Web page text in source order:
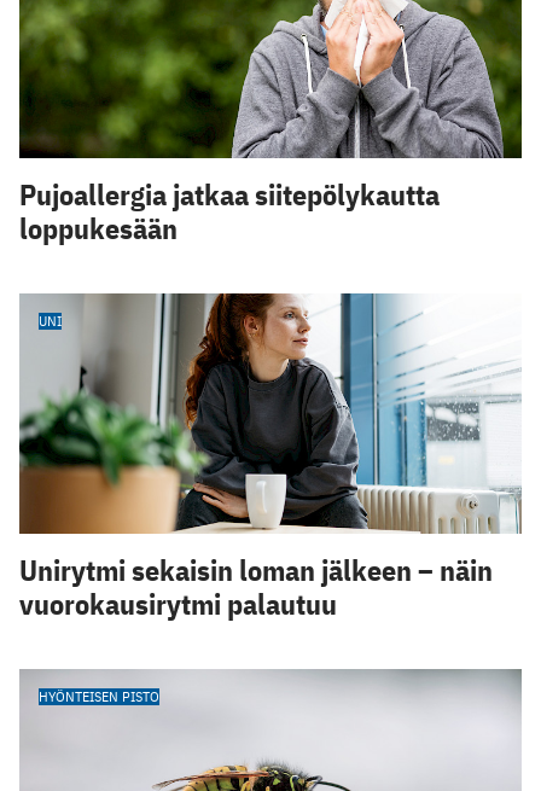
Pujoallergia jatkaa siitepölykautta
loppukesään
UNI
Unirytmi sekaisin loman jälkeen – näin
vuorokausirytmi palautuu
HYÖNTEISEN PISTO